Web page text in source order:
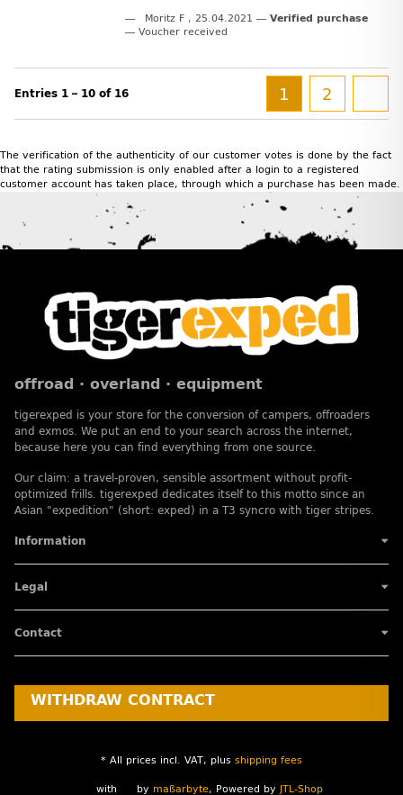
Moritz F , 25.04.2021
Verified purchase
Voucher received
Entries 1 – 10 of 16 1 2
The verification of the authenticity of our customer votes is done by the fact
that the rating submission is only enabled after a login to a registered
customer account has taken place, through which a purchase has been made.
offroad · overland · equipment
tigerexped is your store for the conversion of campers, offroaders
and exmos. We put an end to your search across the internet,
because here you can find everything from one source.
Our claim: a travel-proven, sensible assortment without profit-
optimized frills. tigerexped dedicates itself to this motto since an
Asian "expedition" (short: exped) in a T3 syncro with tiger stripes.
Information
Legal
Contact
WITHDRAW CONTRACT
* All prices incl. VAT, plus shipping fees
with by maßarbyte, Powered by JTL-Shop